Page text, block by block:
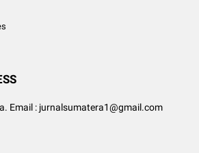
Email : jurnalsumatera1@gmail.com